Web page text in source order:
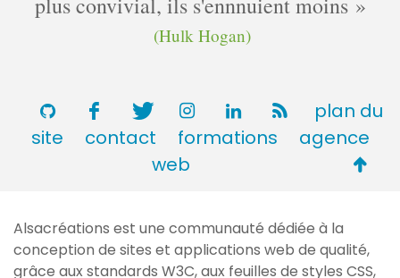
(Hulk Hogan)
plan du
site
contact formations
agence
web
de
page
Alsacréations est une communauté dédiée à la
conception de sites et applications web de qualité,
grâce aux standards W3C, aux feuilles de styles CSS,